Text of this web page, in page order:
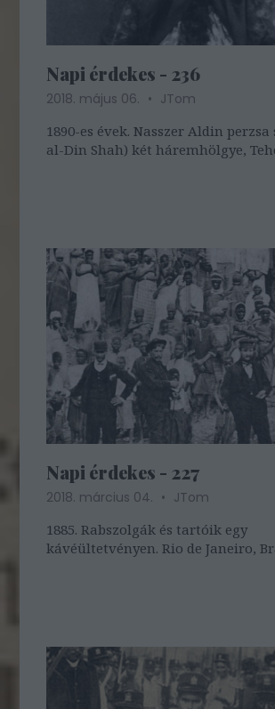
Napi érdekes - 236
2018. május 06.
JTom
1890-es évek. Nasszer Aldin perzsa
al-Din Shah) két háremhölgye,
Napi érdekes - 227
2018. március 04.
JTom
1885. Rabszolgák és tartóik egy
kávéültetvényen. Rio de Janeiro,